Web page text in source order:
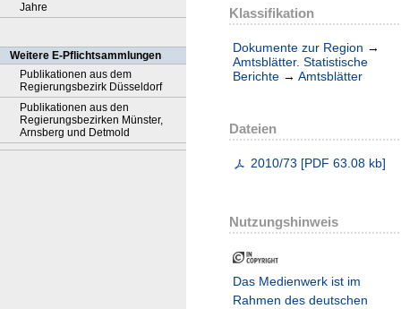
Jahre
Weitere E-Pflichtsammlungen
Publikationen aus dem
Regierungsbezirk Düsseldorf
Publikationen aus den
Regierungsbezirken Münster,
Arnsberg und Detmold
Klassifikation
Dokumente zur Region →
Amtsblätter. Statistische
Berichte → Amtsblätter
Dateien
2010/73 [PDF 63.08 kb]
Nutzungshinweis
Das Medienwerk ist im
Rahmen des deutschen